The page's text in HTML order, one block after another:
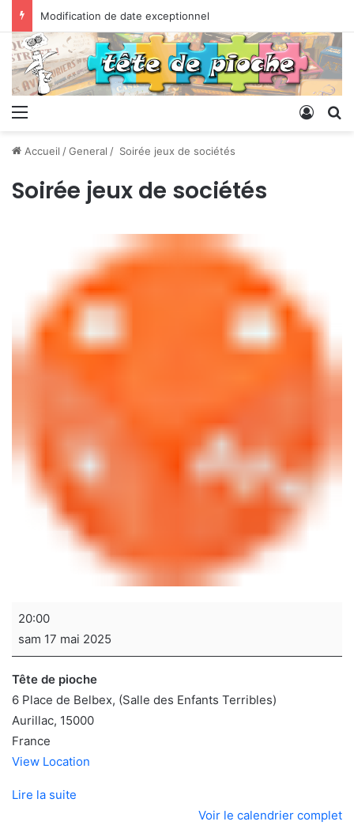
Modification de date exceptionnel
Menu
Accueil /General / Soirée jeux de sociétés
Soirée jeux de sociétés
Soirée
de
sociétés
20:00
sam 17 mai 2025
Tête de pioche
6 Place de Belbex (Salle des Enfants Terribles)
Aurillac, 15000
France
View Location
Lire la suite
Voir le calendrier complet